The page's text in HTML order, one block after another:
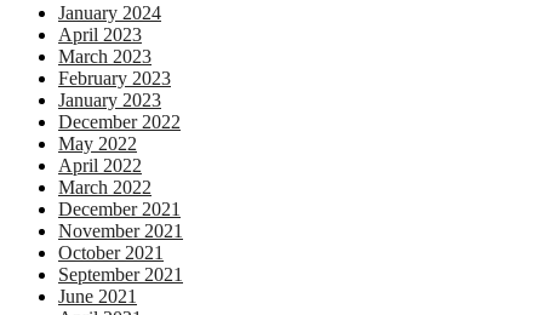
January 2024
April 2023
March 2023
February 2023
January 2023
December 2022
May 2022
April 2022
March 2022
December 2021
November 2021
October 2021
September 2021
June 2021